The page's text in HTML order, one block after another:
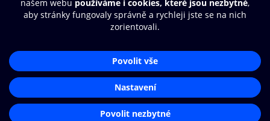
© O2 Czech Republic a.s.
Přístupnost
Zásady zpracování osobních údajů
Nastavení cookies
Aplikace O2 Knihovna
Čti a poslouchej své e-knihy a
audioknihy rychleji a pohodlněji.